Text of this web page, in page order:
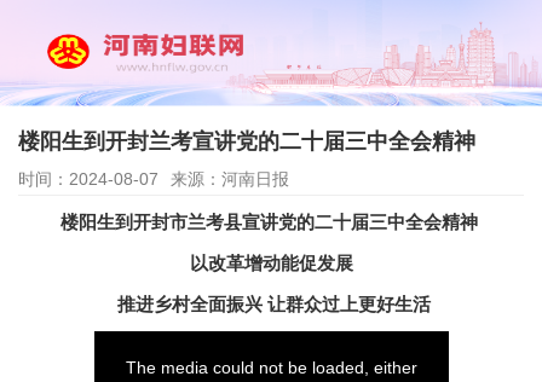
楼阳生到开封兰考宣讲党的二十届三中全会精神
时间：2024-08-07 来源：河南日报
楼阳生到开封市兰考县宣讲党的二十届三中全会精神
以改革增动能促发展
推进乡村全面振兴 让群众过上更好生活